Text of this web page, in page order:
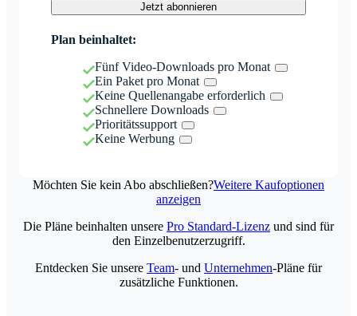
Jetzt abonnieren
Plan beinhaltet:
Fünf Video-Downloads pro Monat
Ein Paket pro Monat
Keine Quellenangabe erforderlich
Schnellere Downloads
Prioritätssupport
Keine Werbung
Möchten Sie kein Abo abschließen?Weitere Kaufoptionen
anzeigen
Die Pläne beinhalten unsere Pro Standard-Lizenz und sind für
den Einzelbenutzerzugriff.
Entdecken Sie unsere Team- und Unternehmen-Pläne für
zusätzliche Funktionen.